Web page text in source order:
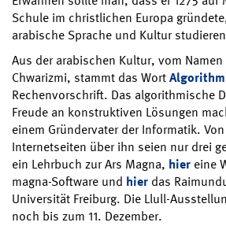
Schule im christlichen Europa
arabische Sprache und Kultur
Aus der arabischen Kultur, vom
Chwarizmi, stammt das Wort
Rechenvorschrift. Das algorithmische
Freude an konstruktiven Lösungen
einem Gründervater der Informatik.
Internetseiten über ihn seien nur drei
ein Lehrbuch zur Ars Magna, hier eine
magna-Software und hier das
Universität Freiburg. Die Llull-
noch bis zum 11. Dezember.